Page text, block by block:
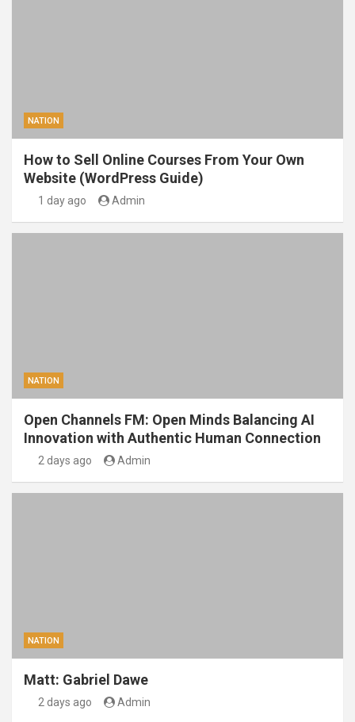
NATION
How to Sell Online Courses From Your Own
Website (WordPress Guide)
1 day ago Admin
NATION
Open Channels FM: Open Minds Balancing AI
Innovation with Authentic Human Connection
2 days ago Admin
NATION
Matt: Gabriel Dawe
2 days ago Admin